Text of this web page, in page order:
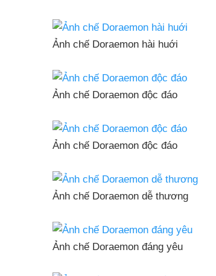
Ảnh chế Doraemon hài huới
Ảnh chế Doraemon độc đáo
Ảnh chế Doraemon độc đáo
Ảnh chế Doraemon dễ thương
Ảnh chế Doraemon đáng yêu